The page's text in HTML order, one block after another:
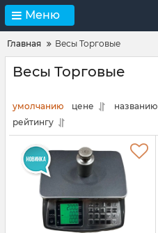
Меню
Главная Весы Торговые
Весы Торговые
умолчанию цене
названию
рейтингу